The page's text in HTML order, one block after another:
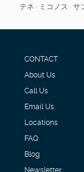
テネ · ミコノス ·
CONTACT
About Us
Call Us
Email Us
Locations
FAQ
Blog
Newsletter